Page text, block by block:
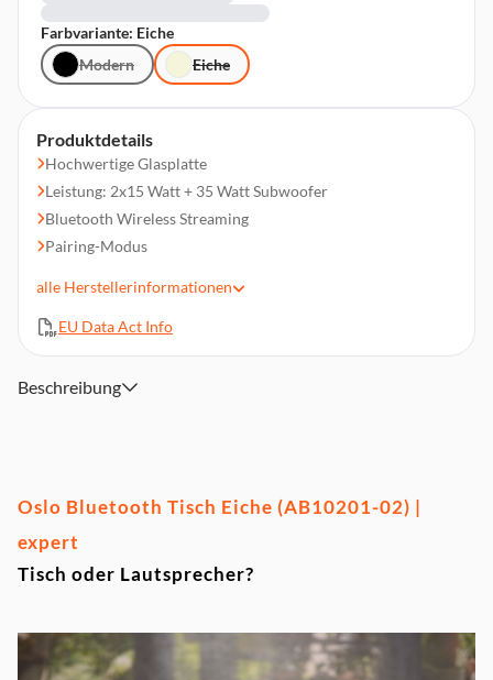
Produktdetails
Hochwertige Glasplatte
Leistung: 2x15 Watt + 35 Watt Subwoofer
Bluetooth Wireless Streaming
Pairing-Modus
Bedienfeld auf der Tischplatte
410 (Durchmesser) x 520 mm (Höhe), Gewicht: 18,5 kg
alle Herstellerinformationen
EU Data Act Info
Farbvariante: Eiche
Modern
Eiche
Beschreibung
Oslo Bluetooth Tisch Eiche (AB10201-02) |
expert
Tisch oder Lautsprecher?